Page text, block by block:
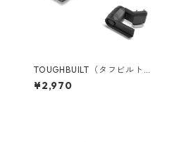
TOUGHBUILT（タフビルト）S
TACK TECH(スタックテック)
コードラップ TB-B1-A-31
¥2,970